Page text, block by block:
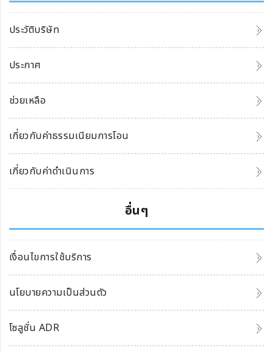
ประวัติบริษัท
ประกาศ
ช่วยเหลือ
เกี่ยวกับค่าธรรมเนียมการโอน
เกี่ยวกับค่าดำเนินการ
อื่นๆ
เงื่อนไขการใช้บริการ
นโยบายความเป็นส่วนตัว
โซลูชั่น ADR